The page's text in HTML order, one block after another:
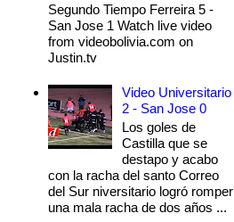
Segundo Tiempo Ferreira 5 -
San Jose 1 Watch live video
from videobolivia.com on
Justin.tv
Video Universitario
2 - San Jose 0
Los goles de
Castilla que se
destapo y acabo
con la racha del santo Correo
del Sur niversitario logró romper
una mala racha de dos años ...